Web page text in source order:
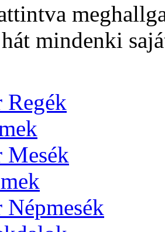
mindenki
Regék
Mesék